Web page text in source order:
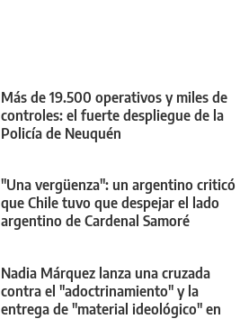
Más de 19.500 operativos y miles de
controles: el fuerte despliegue de la
Policía de Neuquén
"Una vergüenza": un argentino criticó
que Chile tuvo que despejar el lado
argentino de Cardenal Samoré
Nadia Márquez lanza una cruzada
contra el "adoctrinamiento" y la
entrega de "material ideológico" en